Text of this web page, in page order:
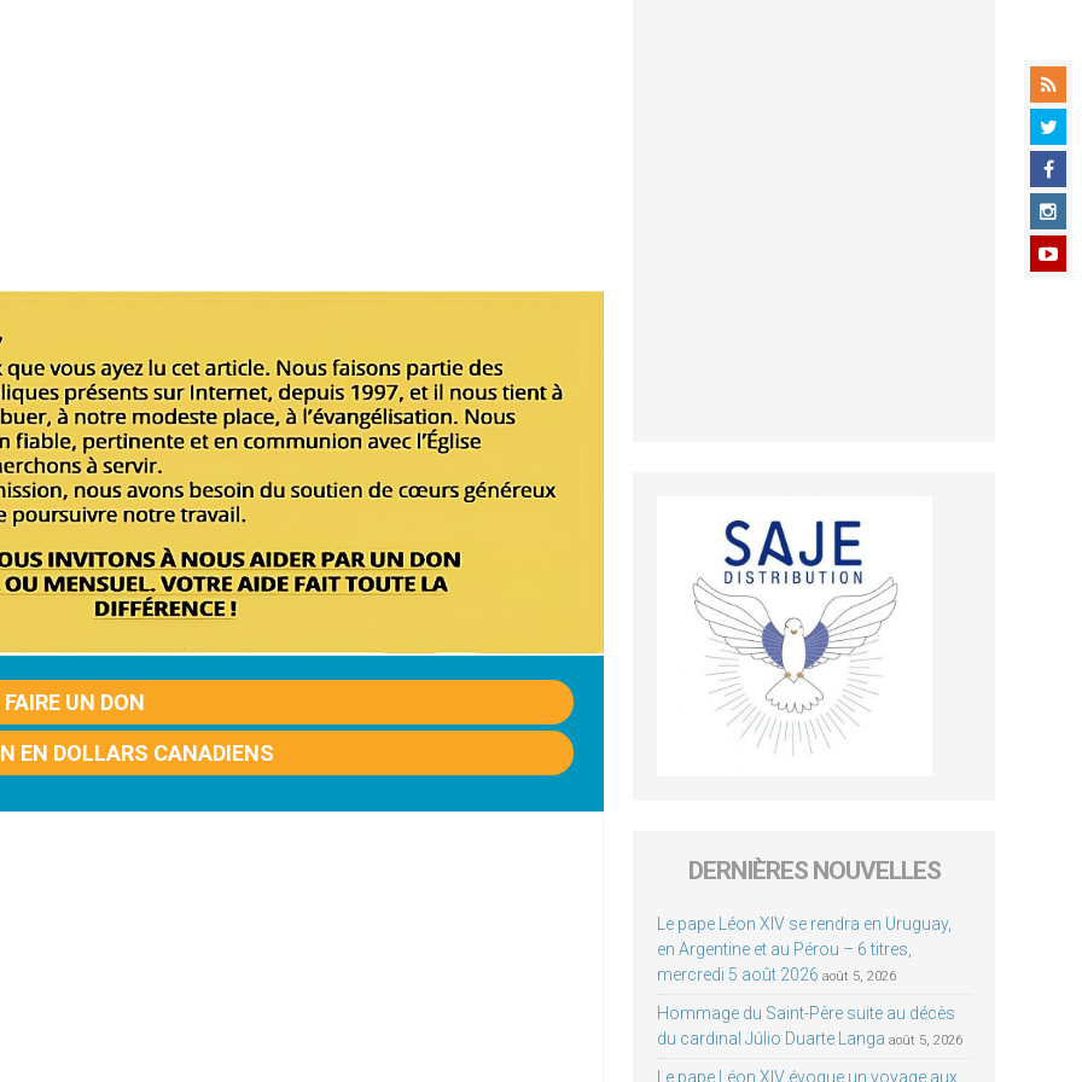
FAIRE UN DON
EN DOLLARS CANADIENS
DERNIÈRES NOUVELLES
Le pape Léon XIV se rendra en Uruguay,
en Argentine et au Pérou – 6 titres,
mercredi 5 août 2026 août 5, 2026
Hommage du Saint-Père suite au décès
du cardinal Júlio Duarte Langa août 5, 2026
Le pape Léon XIV évoque un voyage aux